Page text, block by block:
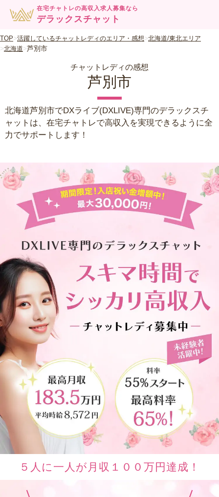
在宅チャトレの高収入求人募集なら
デラックスチャット
TOP 活躍しているチャットレディのエリア・感想 北海道/東北エリア
北海道 芦別市
チャットレディの感想
芦別市
北海道芦別市でDXライブ(DXLIVE)専門のデラックスチ
ャットは、在宅チャトレで高収入を実現できるように全
力でサポートします！
５人に一人が月収１００万円達成！